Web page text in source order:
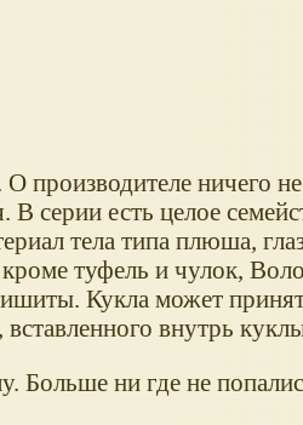
производителе ничего
В серии есть целое
тела типа плюша,
туфель и чулок,
Кукла может
вставленного внутрь
Больше ни где не